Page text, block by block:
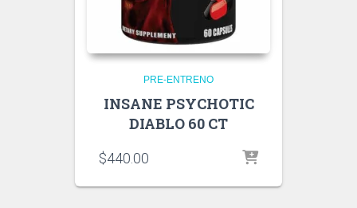
PRE-ENTRENO
INSANE PSYCHOTIC
DIABLO 60 CT
$440.00